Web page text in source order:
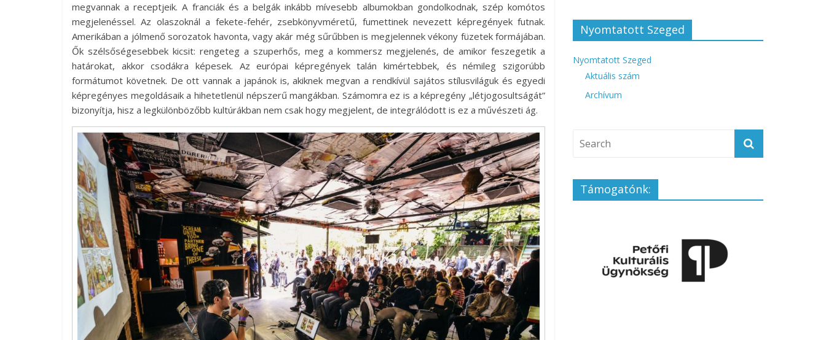
megvannak a receptjeik. A franciák és a belgák inkább mívesebb albumokban gondolkodnak, szép komótos
megjelenéssel. Az olaszoknál a fekete-fehér, zsebkönyvméretű, fumettinek nevezett képregények futnak.
Amerikában a jólmenő sorozatok havonta, vagy akár még sűrűbben is megjelennek vékony füzetek formájában.
Ők szélsőségesebbek kicsit: rengeteg a szuperhős, meg a kommersz megjelenés, de amikor feszegetik a
határokat, akkor csodákra képesek. Az európai képregények talán kimértebbek, és némileg szigorúbb
formátumot követnek. De ott vannak a japánok is, akiknek megvan a rendkívül sajátos stílusviláguk és egyedi
képregényes megoldásaik a hihetetlenül népszerű mangákban. Számomra ez is a képregény „létjogosultságát”
bizonyítja, hisz a legkülönbözőbb kultúrákban nem csak hogy megjelent, de integrálódott is ez a művészeti ág.
Nyomtatott Szeged
Nyomtatott Szeged
Aktuális szám
Archívum
Támogatónk: